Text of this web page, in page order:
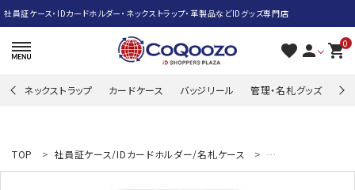
社員証ケース・IDカードホルダー・ネックストラップ・革製品などIDグッズ専門店
favorite person 0
shopping_cart
ネックストラップ カードケース バッジリール 管理・名札グッズ 牛
TOP 社員証ケース/IDカードホルダー/名札ケース 縦型-社員証-ハード